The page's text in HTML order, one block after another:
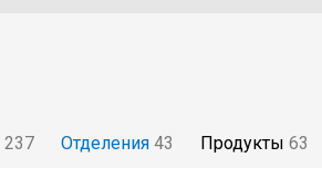
237 Отделения 43 Продукты 63